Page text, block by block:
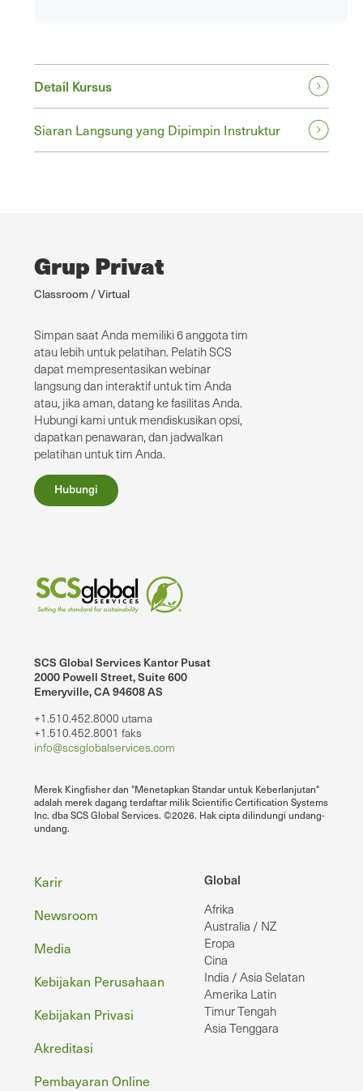
Detail Kursus
Siaran Langsung yang Dipimpin Instruktur
Grup Privat
Classroom / Virtual
Simpan saat Anda memiliki 6 anggota tim
atau lebih untuk pelatihan. Pelatih SCS
dapat mempresentasikan webinar
langsung dan interaktif untuk tim Anda
atau, jika aman, datang ke fasilitas Anda.
Hubungi kami untuk mendiskusikan opsi,
dapatkan penawaran, dan jadwalkan
pelatihan untuk tim Anda.
Hubungi
SCS Global Services Kantor Pusat
2000 Powell Street, Suite 600
Emeryville, CA 94608 AS
+1.510.452.8000 utama
+1.510.452.8001 faks
info@scsglobalservices.com
Merek Kingfisher dan "Menetapkan Standar untuk Keberlanjutan"
adalah merek dagang terdaftar milik Scientific Certification Systems
Inc. dba SCS Global Services. ©2026. Hak cipta dilindungi undang-
undang.
Global
Afrika
Australia / NZ
Eropa
Cina
India / Asia Selatan
Amerika Latin
Timur Tengah
Asia Tenggara
Footer
Karir
Newsroom
Media
Kebijakan Perusahaan
Kebijakan Privasi
Akreditasi
Pembayaran Online